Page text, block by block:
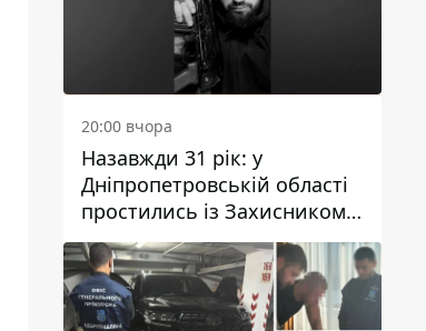
20:00 вчора
Назавжди 31 рік: у
Дніпропетровській області
простились із Захисником
Олександром Рєпіним